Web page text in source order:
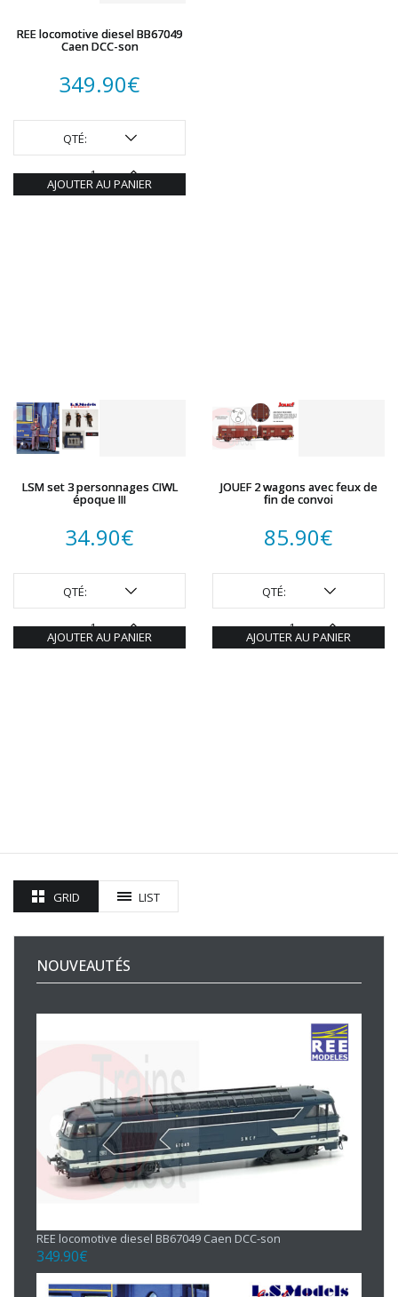
REE locomotive diesel BB67049
Caen DCC-son
349.90€
QTÉ:
AJOUTER AU PANIER
LSM set 3 personnages CIWL
époque III
34.90€
QTÉ:
AJOUTER AU PANIER
JOUEF 2 wagons avec feux de
fin de convoi
85.90€
QTÉ:
AJOUTER AU PANIER
GRID LIST
NOUVEAUTÉS
REE locomotive diesel BB67049 Caen DCC-son
349.90€